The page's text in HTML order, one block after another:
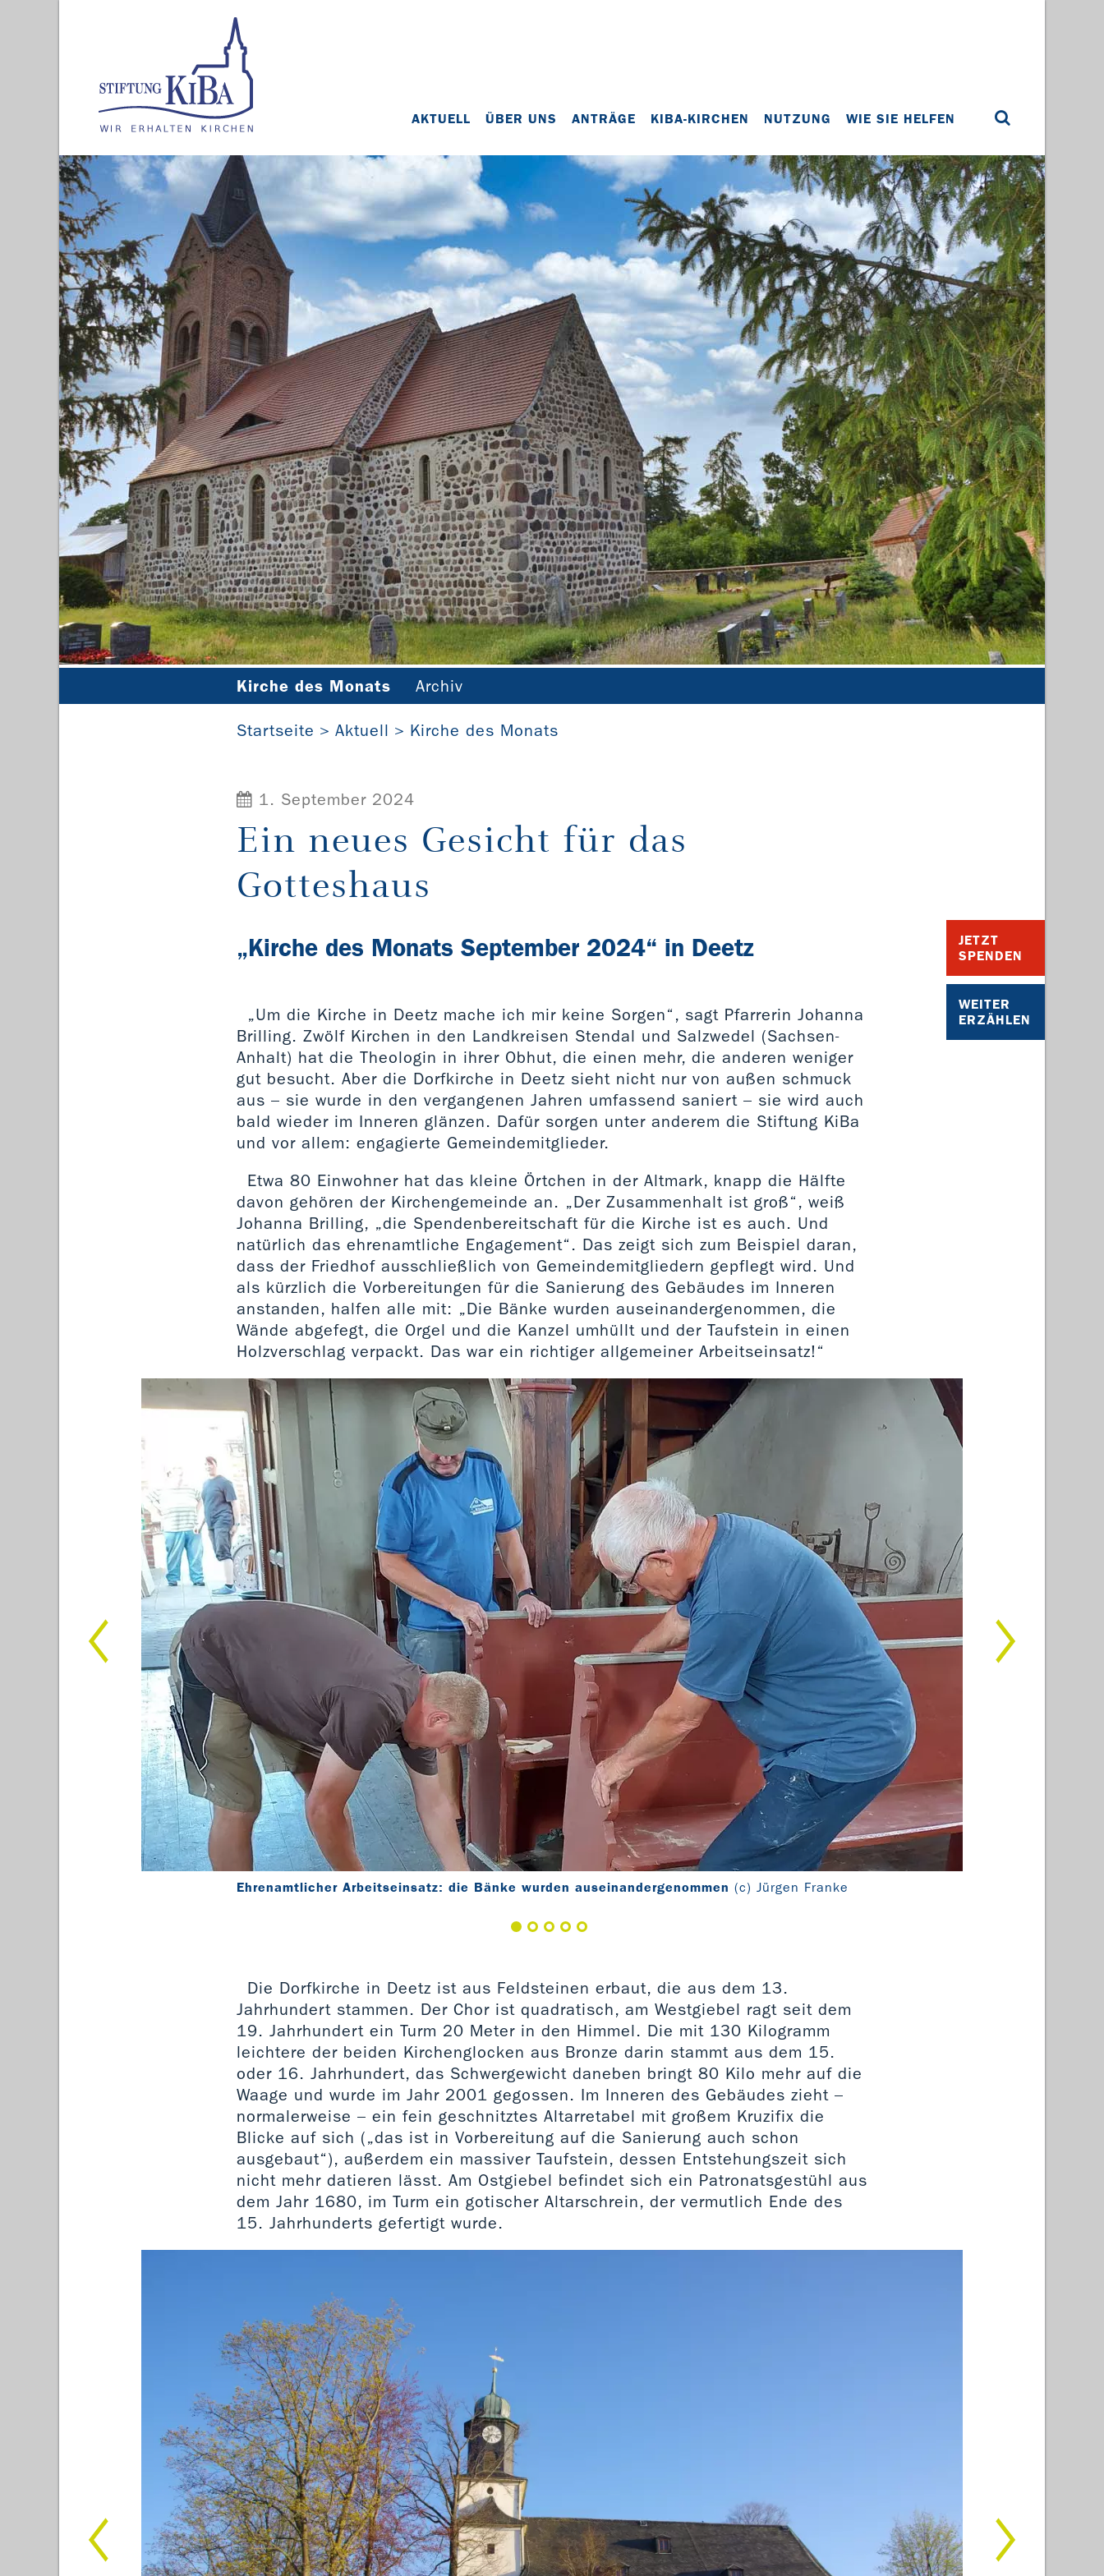
AKTUELL ÜBER UNS ANTRÄGE KIBA-KIRCHEN NUTZUNG WIE SIE HELFEN
Dorfkirche Deetz im Kreis Stendal (Sachsen-Anhalt)
JETZT
SPENDEN
WEITER
ERZÄHLEN
Kirche des Monats Archiv
Startseite Aktuell Kirche des Monats
1. September 2024
Ein neues Gesicht für das
Gotteshaus
„Kirche des Monats September 2024“ in Deetz
„Um die Kirche in Deetz mache ich mir keine Sorgen“, sagt Pfarrerin Johanna
Brilling. Zwölf Kirchen in den Landkreisen Stendal und Salzwedel (Sachsen-
Anhalt) hat die Theologin in ihrer Obhut, die einen mehr, die anderen weniger
gut besucht. Aber die Dorfkirche in Deetz sieht nicht nur von außen schmuck
aus – sie wurde in den vergangenen Jahren umfassend saniert – sie wird auch
bald wieder im Inneren glänzen. Dafür sorgen unter anderem die Stiftung KiBa
und vor allem: engagierte Gemeindemitglieder.
Etwa 80 Einwohner hat das kleine Örtchen in der Altmark, knapp die Hälfte
davon gehören der Kirchengemeinde an. „Der Zusammenhalt ist groß“, weiß
Johanna Brilling, „die Spendenbereitschaft für die Kirche ist es auch. Und
natürlich das ehrenamtliche Engagement“. Das zeigt sich zum Beispiel daran,
dass der Friedhof ausschließlich von Gemeindemitgliedern gepflegt wird. Und
als kürzlich die Vorbereitungen für die Sanierung des Gebäudes im Inneren
anstanden, halfen alle mit: „Die Bänke wurden auseinandergenommen, die
Wände abgefegt, die Orgel und die Kanzel umhüllt und der Taufstein in einen
Holzverschlag verpackt. Das war ein richtiger allgemeiner Arbeitseinsatz!“
Ehrenamtlicher Arbeitseinsatz: die Bänke wurden auseinandergenommen (c) Jürgen Franke
Die Dorfkirche in Deetz ist aus Feldsteinen erbaut, die aus dem 13.
Jahrhundert stammen. Der Chor ist quadratisch, am Westgiebel ragt seit dem
19. Jahrhundert ein Turm 20 Meter in den Himmel. Die mit 130 Kilogramm
leichtere der beiden Kirchenglocken aus Bronze darin stammt aus dem 15.
oder 16. Jahrhundert, das Schwergewicht daneben bringt 80 Kilo mehr auf die
Waage und wurde im Jahr 2001 gegossen. Im Inneren des Gebäudes zieht –
normalerweise – ein fein geschnitztes Altarretabel mit großem Kruzifix die
Blicke auf sich („das ist in Vorbereitung auf die Sanierung auch schon
ausgebaut“), außerdem ein massiver Taufstein, dessen Entstehungszeit sich
nicht mehr datieren lässt. Am Ostgiebel befindet sich ein Patronatsgestühl aus
dem Jahr 1680, im Turm ein gotischer Altarschrein, der vermutlich Ende des
15. Jahrhunderts gefertigt wurde.